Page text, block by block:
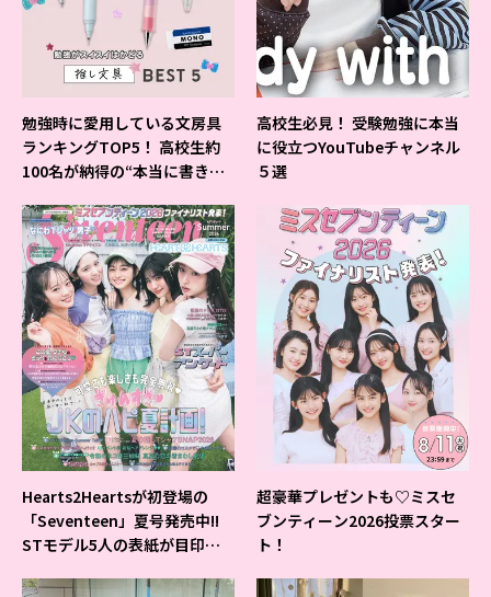
勉強時に愛用している文房具
ランキングTOP5！ 高校生約
100名が納得の“本当に書きや
高校生必見！ 受験勉強に本当
に役立つYouTubeチャンネル
５選
Hearts2Heartsが初登場の
「Seventeen」夏号発売中!!
STモデル5人の表紙が目印だ
超豪華プレゼントも♡ミスセ
ブンティーン2026投票スター
ト！